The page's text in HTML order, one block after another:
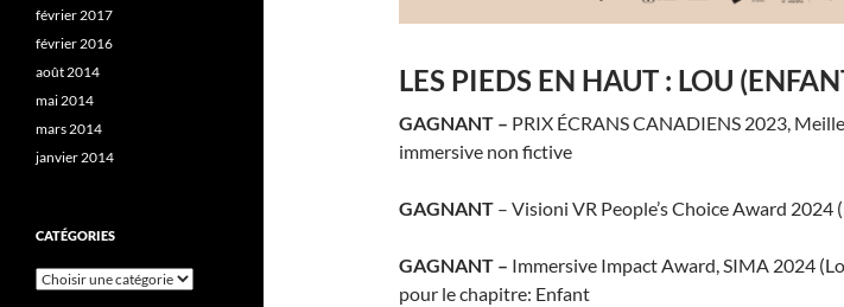
LES PIEDS EN HAUT : LOU
GAGNANT – PRIX ÉCRANS CANADIENS 2023,
immersive non fictive
GAGNANT – Visioni VR People’s Choice Award 2024
GAGNANT – Immersive Impact Award, SIMA 2024
pour le chapitre: Enfant
février 2017
février 2016
août 2014
mai 2014
mars 2014
janvier 2014
CATÉGORIES
Catégories